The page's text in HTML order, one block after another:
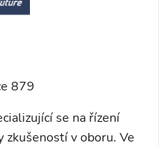
879
se na řízení
zkušeností v oboru. Ve